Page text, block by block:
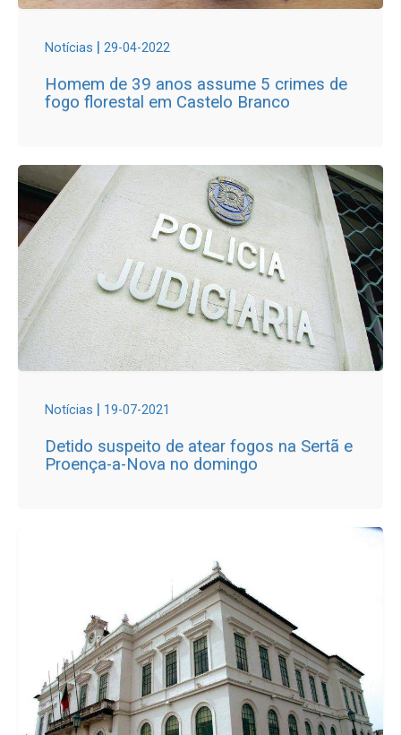
Notícias | 29-04-2022
Homem de 39 anos assume 5 crimes de
fogo florestal em Castelo Branco
Notícias | 19-07-2021
Detido suspeito de atear fogos na Sertã e
Proença-a-Nova no domingo